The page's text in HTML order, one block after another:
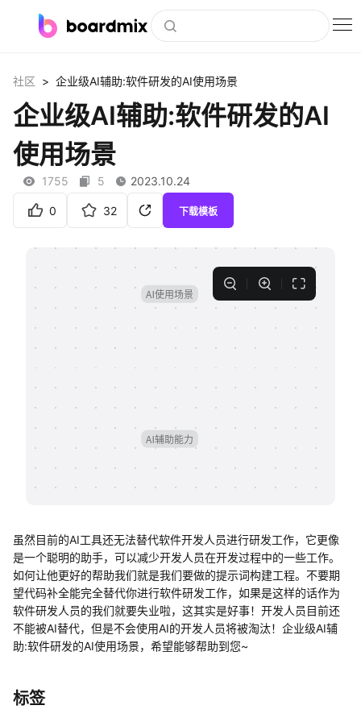
社区资源
会员
企业服务
社区 > 企业级AI辅助:软件研发的AI使用场景
企业级AI辅助:软件研发的AI
使用场景
1755 5 2023.10.24
0 32 下载模板
虽然目前的AI工具还无法替代软件开发人员进行研发工作，它更像
是一个聪明的助手，可以减少开发人员在开发过程中的一些工作。
如何让他更好的帮助我们就是我们要做的提示词构建工程。不要期
望代码补全能完全替代你进行软件研发工作，如果是这样的话作为
软件研发人员的我们就要失业啦，这其实是好事！开发人员目前还
不能被AI替代，但是不会使用AI的开发人员将被淘汰！企业级AI辅
助:软件研发的AI使用场景，希望能够帮助到您~
标签